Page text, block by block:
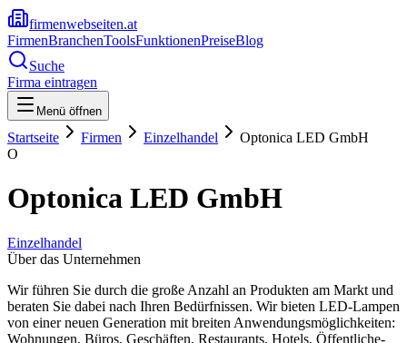
firmenwebseiten.at
FirmenBranchenToolsFunktionenPreiseBlog
Suche
Firma eintragen
Menü öffnen
Startseite Firmen Einzelhandel
Optonica LED GmbH
O
Optonica LED GmbH
Einzelhandel
Über das Unternehmen
Wir führen Sie durch die große Anzahl an Produkten am Markt und
beraten Sie dabei nach Ihren Bedürfnissen. Wir bieten LED-Lampen
von einer neuen Generation mit breiten Anwendungsmöglichkeiten:
Wohnungen, Büros, Geschäften, Restaurants, Hotels, Öffentliche-